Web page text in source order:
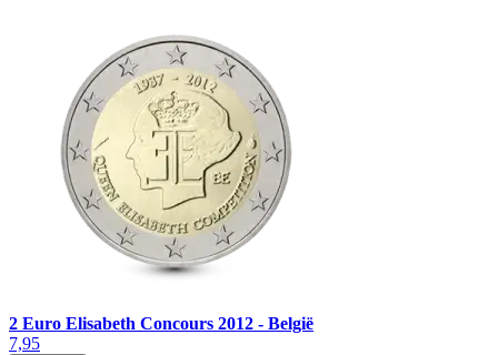
2 Euro Elisabeth Concours 2012 - België
7,95